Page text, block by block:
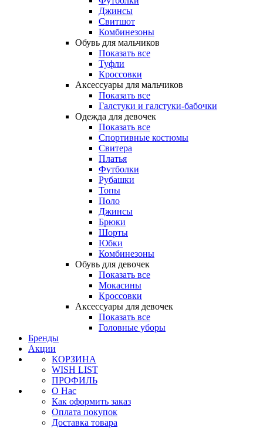
Джинсы
Свитшот
Комбинезоны
Обувь для мальчиков
Показать все
Туфли
Кроссовки
Аксессуары для мальчиков
Показать все
Галстуки и галстуки-бабочки
Одежда для девочек
Показать все
Спортивные костюмы
Свитера
Платья
Футболки
Рубашки
Топы
Поло
Джинсы
Брюки
Шорты
Юбки
Комбинезоны
Обувь для девочек
Показать все
Мокасины
Кроссовки
Аксессуары для девочек
Показать все
Головные уборы
Бренды
Акции
КОРЗИНА
WISH LIST
ПРОФИЛЬ
О Нас
Как оформить заказ
Оплата покупок
Доставка товара